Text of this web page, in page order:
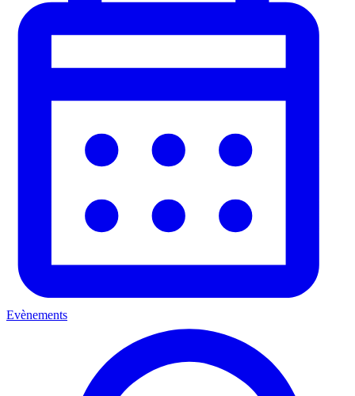
Evènements